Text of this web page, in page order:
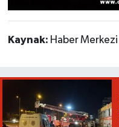
Kaynak: Haber Merkezi